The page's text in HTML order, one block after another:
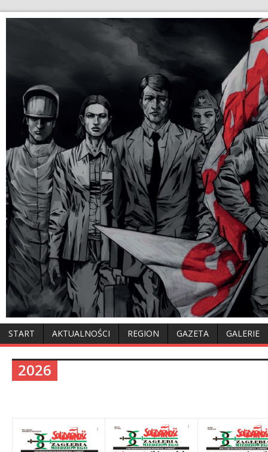
START AKTUALNOŚCI REGION GAZETA GALERIE
2026